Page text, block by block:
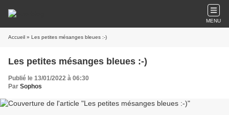
MENU
Accueil » Les petites mésanges bleues :-)
Les petites mésanges bleues :-)
Publié le 13/01/2022 à 06:30
Par Sophos